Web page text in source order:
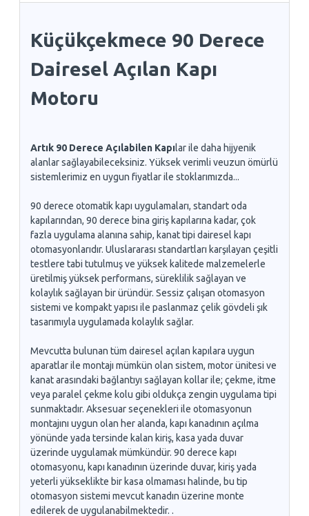
Küçükçekmece 90 Derece
Dairesel Açılan Kapı
Motoru
Artık 90 Derece Açılabilen Kapılar ile daha hijyenik
alanlar sağlayabileceksiniz. Yüksek verimli veuzun ömürlü
sistemlerimiz en uygun fiyatlar ile stoklarımızda...
90 derece otomatik kapı uygulamaları, standart oda
kapılarından, 90 derece bina giriş kapılarına kadar, çok
fazla uygulama alanına sahip, kanat tipi dairesel kapı
otomasyonlarıdır. Uluslararası standartları karşılayan çeşitli
testlere tabi tutulmuş ve yüksek kalitede malzemelerle
üretilmiş yüksek performans, süreklilik sağlayan ve
kolaylık sağlayan bir üründür. Sessiz çalışan otomasyon
sistemi ve kompakt yapısı ile paslanmaz çelik gövdeli şık
tasarımıyla uygulamada kolaylık sağlar.
Mevcutta bulunan tüm dairesel açılan kapılara uygun
aparatlar ile montajı mümkün olan sistem, motor ünitesi ve
kanat arasındaki bağlantıyı sağlayan kollar ile; çekme, itme
veya paralel çekme kolu gibi oldukça zengin uygulama tipi
sunmaktadır. Aksesuar seçenekleri ile otomasyonun
montajını uygun olan her alanda, kapı kanadının açılma
yönünde yada tersinde kalan kiriş, kasa yada duvar
üzerinde uygulamak mümkündür. 90 derece kapı
otomasyonu, kapı kanadının üzerinde duvar, kiriş yada
yeterli yükseklikte bir kasa olmaması halinde, bu tip
otomasyon sistemi mevcut kanadın üzerine monte
edilerek de uygulanabilmektedir. .